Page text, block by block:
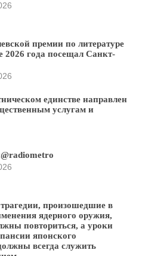
премии по литературе
года посещал Санкт-
единстве направлен
услугам и
произошедшие в
ядерного оружия,
повториться, а уроки
японского
всегда служить